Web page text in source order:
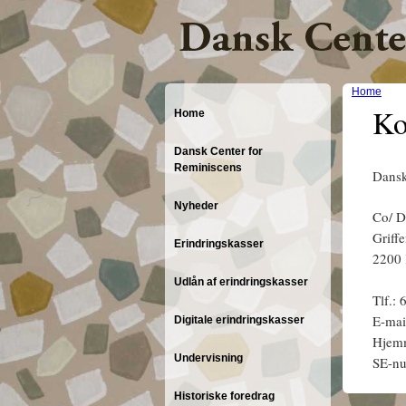
Home
Co/
2200
Tlf.:
E-
SE-
Home
Dansk Center for
Reminiscens
Nyheder
Erindringskasser
Udlån af erindringskasser
Digitale erindringskasser
Undervisning
Historiske foredrag